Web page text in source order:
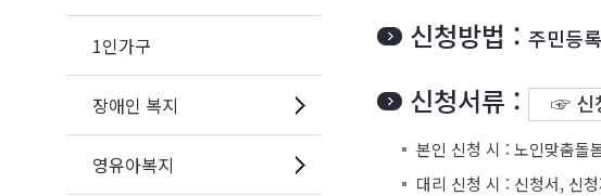
1인가구
장애인 복지
영유아복지
신청방법 : 주민등
신청서류 : ☞ 신
본인 신청 시 : 노인맞춤돌
대리 신청 시 : 신청서, 신